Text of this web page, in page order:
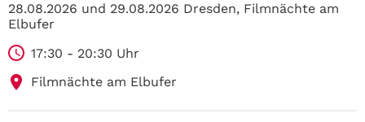
28.08.2026 und 29.08.2026 Dresden, Filmnächte am
Elbufer
17:30 - 20:30 Uhr
Filmnächte am Elbufer